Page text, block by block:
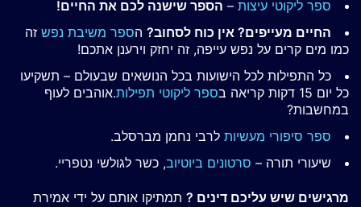
ספר ליקוטי עיצות – הספר שישנה לכם את החיים!
החיים מעייפים? אין כוח לסחוב? הספר משיבת נפש זה
כמו מים קרים על נפש עייפה, זה יחזק וירענן אתכם!
כל התפילות לכל הישועות בכל הנושאים שבעולם – תשקיעו
כל יום 15 דקות קריאה ב
ספר ליקוטי תפילות.אוהבים לעוף
במחשבות?
ספר סיפורי מעשיות לרבי נחמן מברסלב.
שיעורי תורה – סרטונים ביוטיוב, כשר לגולשי נטפריי.
מרגישים שיש עליכם דינים ? תמתיקו אותם על ידי אמירת